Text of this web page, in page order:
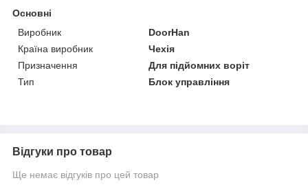
Основні
Виробник
DoorHan
Країна виробник
Чехія
Призначення
Для підйомних воріт
Тип
Блок управління
Відгуки про товар
Ще немає відгуків про цей товар